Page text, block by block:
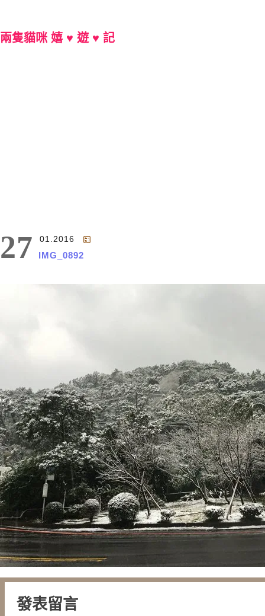
兩隻貓咪 嬉 ♥ 遊 ♥ 記
27 01.2016
IMG_0892
發表留言